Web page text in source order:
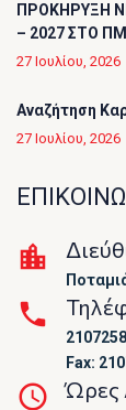
ΠΡΟΚΗΡΥΞΗ
– 2027 ΣΤΟ
27 Ιουλίου, 2026
Αναζήτηση
27 Ιουλίου, 2026
Fax:
Ώρες